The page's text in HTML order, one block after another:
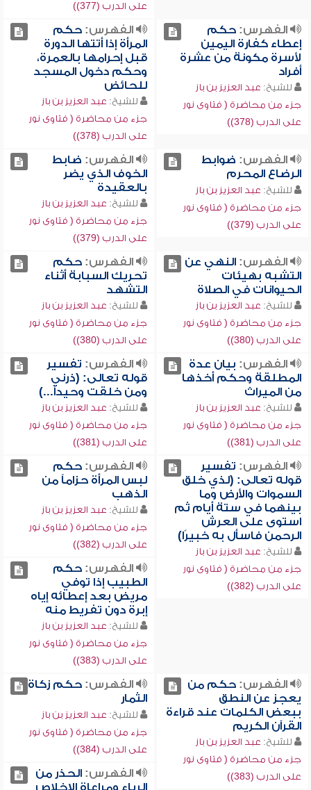
على الدرب (377))
الفهرس:حكم
إعطاء كفارة اليمين
لأسرة مكونة من عشرة
أفراد
للشيخ: عبد العزيز بن باز
جزء من محاضرة ( فتاوى نور
على الدرب (378))
الفهرس:حكم
المرأة إذا أتتها الدورة
قبل إحرامها بالعمرة،
وحكم دخول المسجد
للحائض
للشيخ: عبد العزيز بن باز
جزء من محاضرة ( فتاوى نور
على الدرب (378))
الفهرس: ضوابط
الرضاع المحرم
للشيخ: عبد العزيز بن باز
جزء من محاضرة ( فتاوى نور
على الدرب (379))
الفهرس: ضابط
الخوف الذي يضر
بالعقيدة
للشيخ: عبد العزيز بن باز
جزء من محاضرة ( فتاوى نور
على الدرب (379))
الفهرس:النهي عن
التشبه بهيئات
الحيوانات في الصلاة
للشيخ: عبد العزيز بن باز
جزء من محاضرة ( فتاوى نور
على الدرب (380))
الفهرس:حكم
تحريك السبابة أثناء
التشهد
للشيخ: عبد العزيز بن باز
جزء من محاضرة ( فتاوى نور
على الدرب (380))
الفهرس: بيان عدة
المطلقة وحكم أخذها
من الميراث
للشيخ: عبد العزيز بن باز
جزء من محاضرة ( فتاوى نور
على الدرب (381))
الفهرس: تفسير
قوله تعالى: (ذرني
ومن خلقت وحيداً...)
للشيخ: عبد العزيز بن باز
جزء من محاضرة ( فتاوى نور
على الدرب (381))
الفهرس: تفسير
قوله تعالى: (لذي خلق
السموات والأرض وما
بينهما في ستة أيام ثم
استوى على العرش
الرحمن فاسأل به خبيرًا)
للشيخ: عبد العزيز بن باز
جزء من محاضرة ( فتاوى نور
على الدرب (382))
الفهرس:حكم
لبس المرأة حزاماً من
الذهب
للشيخ: عبد العزيز بن باز
جزء من محاضرة ( فتاوى نور
على الدرب (382))
الفهرس:حكم
الطبيب إذا توفي
مريض بعد إعطائه إياه
إبرة دون تفريط منه
للشيخ: عبد العزيز بن باز
جزء من محاضرة ( فتاوى نور
على الدرب (383))
الفهرس:حكم من
يعجز عن النطق
ببعض الكلمات عند قراءة
القرآن الكريم
للشيخ: عبد العزيز بن باز
جزء من محاضرة ( فتاوى نور
على الدرب (383))
الفهرس:حكم زكاة
الثمار
للشيخ: عبد العزيز بن باز
جزء من محاضرة ( فتاوى نور
على الدرب (384))
الفهرس:الحذر من
الرياء ومراعاة الإخلاص